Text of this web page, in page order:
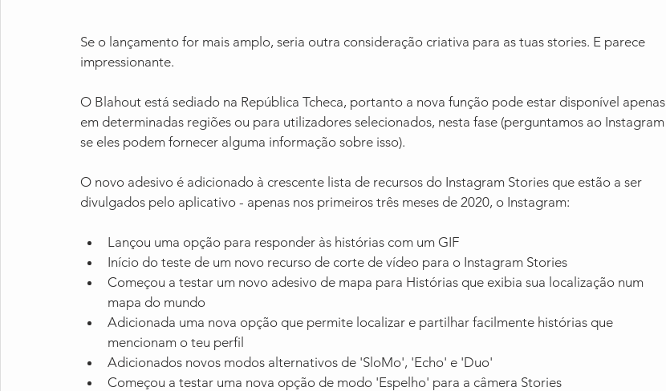
Se o lançamento for mais amplo, seria outra consideração criativa para as tuas stories. E parece
impressionante.
O Blahout está sediado na República Tcheca, portanto a nova função pode estar disponível apenas
em determinadas regiões ou para utilizadores selecionados, nesta fase (perguntamos ao Instagram
se eles podem fornecer alguma informação sobre isso).
O novo adesivo é adicionado à crescente lista de recursos do Instagram Stories que estão a ser
divulgados pelo aplicativo - apenas nos primeiros três meses de 2020, o Instagram:
Lançou uma opção para responder às histórias com um GIF
Início do teste de um novo recurso de corte de vídeo para o Instagram Stories
Começou a testar um novo adesivo de mapa para Histórias que exibia sua localização num
mapa do mundo
Adicionada uma nova opção que permite localizar e partilhar facilmente histórias que
mencionam o teu perfil
Adicionados novos modos alternativos de 'SloMo', 'Echo' e 'Duo'
Começou a testar uma nova opção de modo 'Espelho' para a câmera Stories